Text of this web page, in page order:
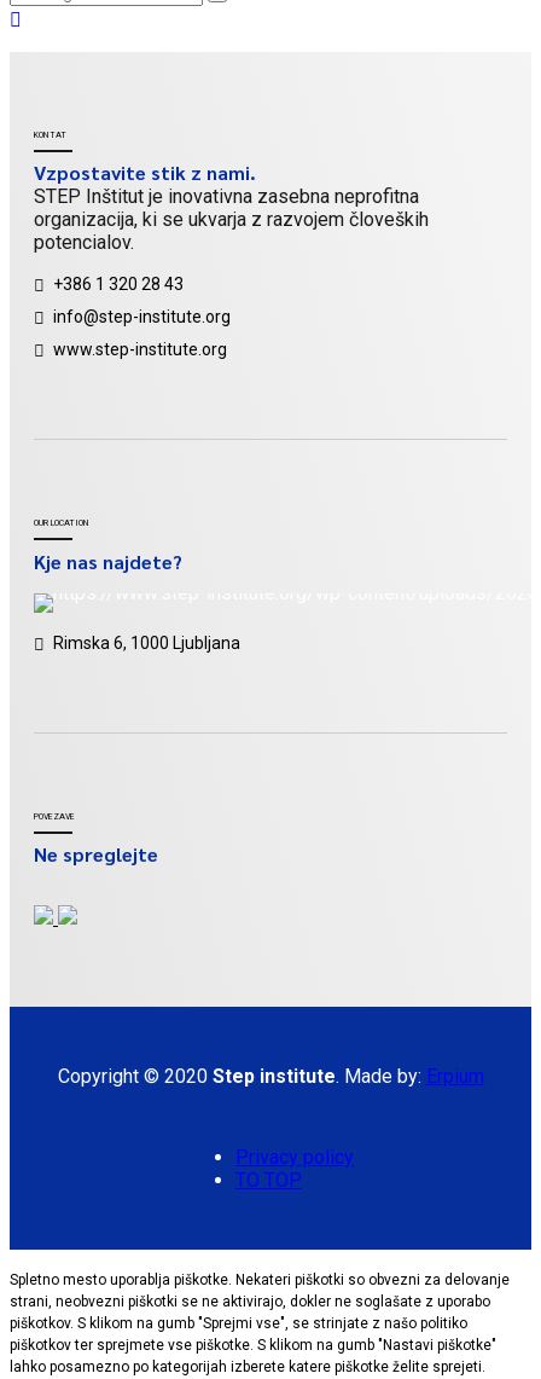
KONTAT
Vzpostavite stik z nami.
STEP Inštitut je inovativna zasebna neprofitna
organizacija, ki se ukvarja z razvojem človeških
potencialov.
+386 1 320 28 43
info@step-institute.org
www.step-institute.org
OUR LOCATION
Kje nas najdete?
Rimska 6, 1000 Ljubljana
POVEZAVE
Ne spreglejte
Copyright © 2020 Step institute. Made by: Erpium
Privacy policy
TO TOP
Spletno mesto uporablja piškotke. Nekateri piškotki so obvezni za delovanje
strani, neobvezni piškotki se ne aktivirajo, dokler ne soglašate z uporabo
piškotkov. S klikom na gumb "Sprejmi vse", se strinjate z našo politiko
piškotkov ter sprejmete vse piškotke. S klikom na gumb "Nastavi piškotke"
lahko posamezno po kategorijah izberete katere piškotke želite sprejeti.